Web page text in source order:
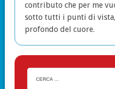
contributo che per me
sotto tutti i punti di
profondo del cuore.